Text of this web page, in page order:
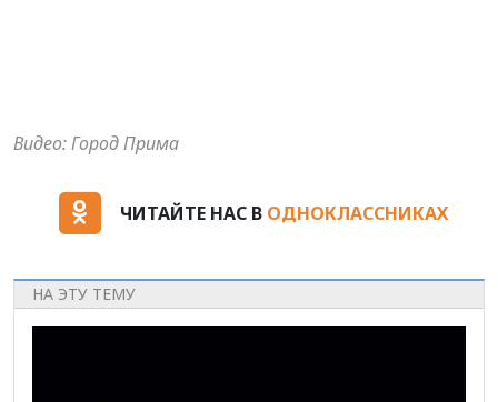
Видео: Город Прима
ЧИТАЙТЕ НАС В ОДНОКЛАССНИКАХ
НА ЭТУ ТЕМУ